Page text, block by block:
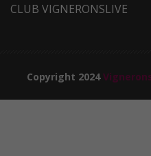
CLUB VIGNERONSLIVE
Copyright 2024